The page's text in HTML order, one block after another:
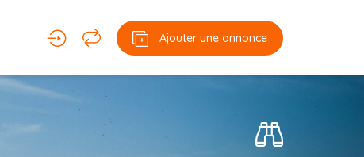
Ajouter une annonce